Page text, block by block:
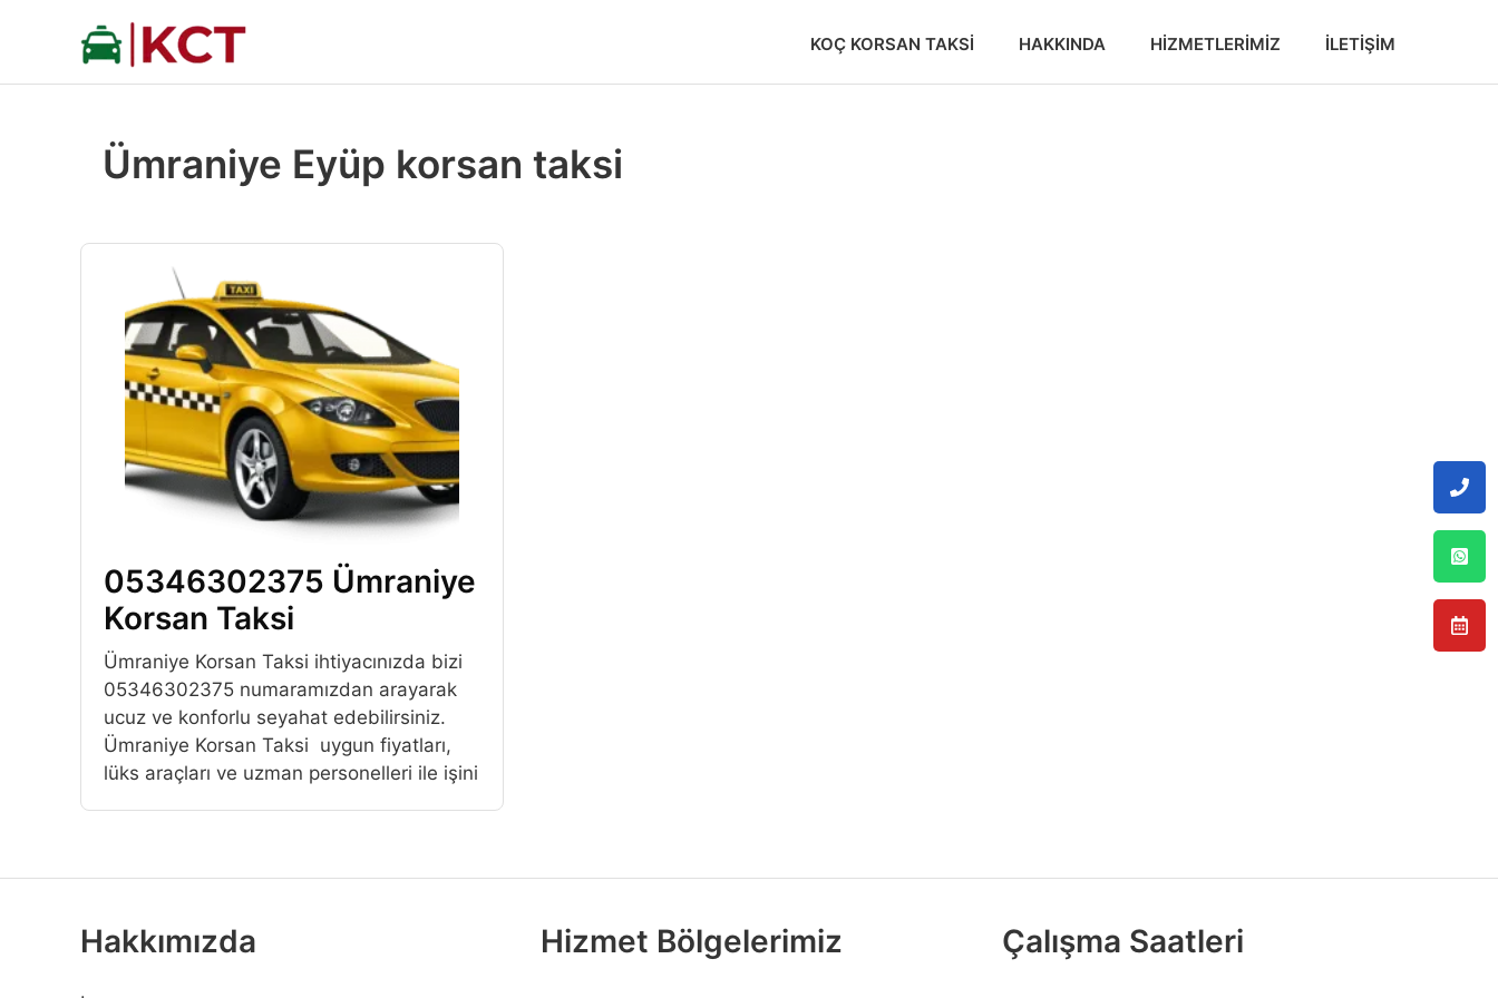
KOÇ KORSAN TAKSI HAKKINDA HIZMETLERIMIZ İLETIŞIM
Ümraniye Eyüp korsan taksi
05346302375 Ümraniye
Korsan Taksi
Ümraniye Korsan Taksi ihtiyacınızda bizi
05346302375 numaramızdan arayarak
ucuz ve konforlu seyahat edebilirsiniz.
Ümraniye Korsan Taksi uygun fiyatları,
lüks araçları ve uzman personelleri ile işini
Hakkımızda Hizmet Bölgelerimiz Çalışma Saatleri